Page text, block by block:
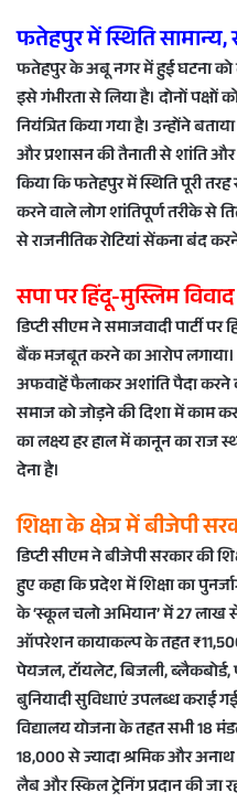
फतेहपुर में स्थिति
फतेहपुर के अबू नगर में हुई घटना को
इसे गंभीरता से लिया है। दोनों
नियंत्रित किया गया है। उन्होंने
और प्रशासन की तैनाती से शांति और
किया कि फतेहपुर में स्थिति पूरी
करने वाले लोग शांतिपूर्ण तरीके से
से राजनीतिक रोटियां सेंकना बंद
सपा पर हिंदू-मुस्लिम
डिप्टी सीएम ने समाजवादी पार्टी
बैंक मजबूत करने का आरोप
अफवाहें फैलाकर अशांति पैदा करने
समाज को जोड़ने की दिशा में काम
का लक्ष्य हर हाल में कानून का राज
देना है।
शिक्षा के क्षेत्र में बीजेपी
डिप्टी सीएम ने बीजेपी सरकार की
हुए कहा कि प्रदेश में शिक्षा का
के ‘स्कूल चलो अभियान’ में 27 लाख
ऑपरेशन कायाकल्प के तहत
पेयजल, टॉयलेट, बिजली,
बुनियादी सुविधाएं उपलब्ध कराई
विद्यालय योजना के तहत सभी 18
18,000 से ज्यादा श्रमिक और
लैब और स्किल ट्रेनिंग प्रदान की जा